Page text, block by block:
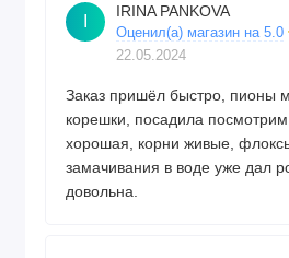
I
IRINA PANKOVA
Оценил(а) магазин на 5.0
22.05.2024
Заказ пришёл быстро, пионы
корешки, посадила посмотрим
хорошая, корни живые,
замачивания в воде уже дал
довольна.